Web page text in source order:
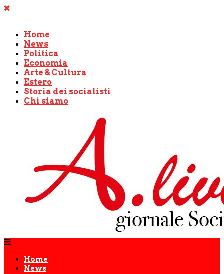
Home
News
Politica
Economia
Arte & Cultura
Estero
Storia dei socialisti
Chi siamo
Home
News